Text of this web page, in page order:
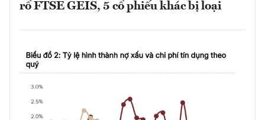
rổ FTSE GEIS, 5 cổ phiếu khác bị loại